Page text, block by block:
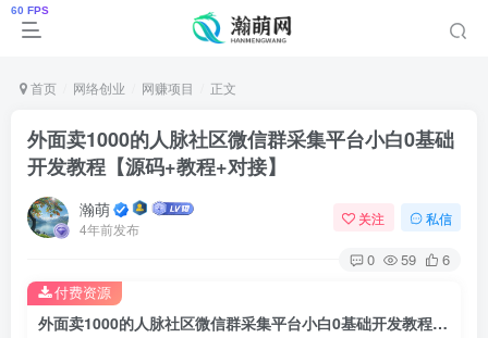
首页 网络创业 网赚项目 正文
外面卖1000的人脉社区微信群采集平台小白0基础
开发教程【源码+教程+对接】
瀚萌
4年前发布
关注 私信
0 59 6
外面卖1000的人脉社区微信群采集平台小白0基础开发教程【源码+教程+对接】
付费资源